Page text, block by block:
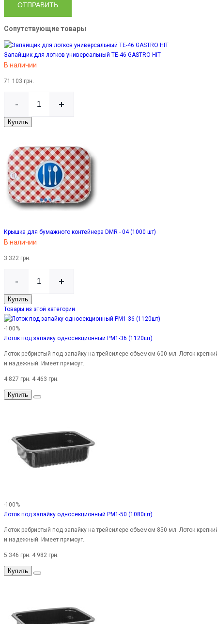
ОТПРАВИТЬ
Сопутствующие товары
Запайщик для лотков универсальный TE-46 GASTRO HIT
В наличии
71 103 грн.
- +
Купить
Крышка для бумажного контейнера DMR - 04 (1000 шт)
В наличии
3 322 грн.
- +
Купить
Товары из этой категории
-100%
Лоток под запайку односекционный PM1-36 (1120шт)
Лоток ребристый под запайку на трейсилере объемом 600 мл. Лоток
и надежный. Имеет прямоуг..
4 827 грн. 4 463 грн.
Купить
-100%
Лоток под запайку односекционный PM1-50 (1080шт)
Лоток ребристый под запайку на трейсилере объемом 850 мл. Лоток
и надежный. Имеет прямоуг..
5 346 грн. 4 982 грн.
Купить